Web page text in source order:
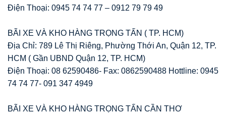
Điện Thoại: 0945 74 74 77 – 0912 79 79 49
BÃI XE VÀ KHO HÀNG TRỌNG TẤN ( TP. HCM)
Địa Chỉ: 789 Lê Thị Riêng, Phường Thới An, Quận 12, TP.
HCM ( Gần UBND Quận 12, TP. HCM)
Điện Thoại: 08 62590486- Fax: 0862590488 Hottline: 0945
74 74 77- 091 347 4949
BÃI XE VÀ KHO HÀNG TRỌNG TẤN CẦN THƠ